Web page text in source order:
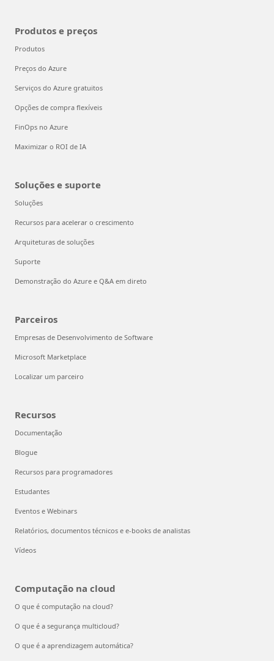
Produtos e preços
Produtos
Preços do Azure
Serviços do Azure gratuitos
Opções de compra flexíveis
FinOps no Azure
Maximizar o ROI de IA
Soluções e suporte
Soluções
Recursos para acelerar o crescimento
Arquiteturas de soluções
Suporte
Demonstração do Azure e Q&A em direto
Parceiros
Empresas de Desenvolvimento de Software
Microsoft Marketplace
Localizar um parceiro
Recursos
Documentação
Blogue
Recursos para programadores
Estudantes
Eventos e Webinars
Relatórios, documentos técnicos e e-books de analistas
Vídeos
Computação na cloud
O que é computação na cloud?
O que é a segurança multicloud?
O que é a aprendizagem automática?